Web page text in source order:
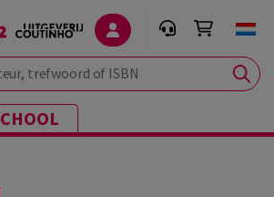
of ISBN